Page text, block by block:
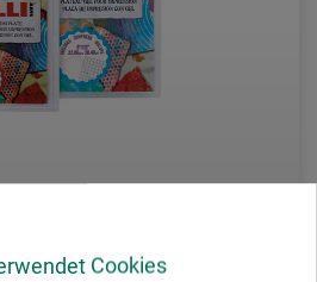
Cookies